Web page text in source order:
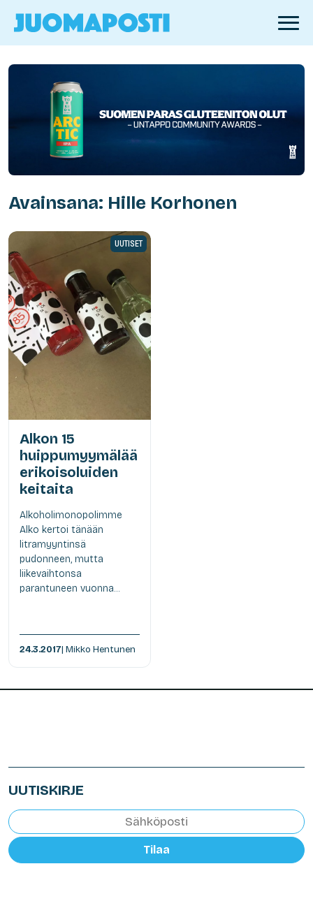
Avainsana: Hille Korhonen
UUTISET
Alkon 15
huippumyymälää
erikoisoluiden
keitaita
Alkoholimonopolimme
Alko kertoi tänään
litramyyntinsä
pudonneen, mutta
liikevaihtonsa
parantuneen vuonna...
24.3.2017| Mikko Hentunen
UUTISKIRJE
Tilaa